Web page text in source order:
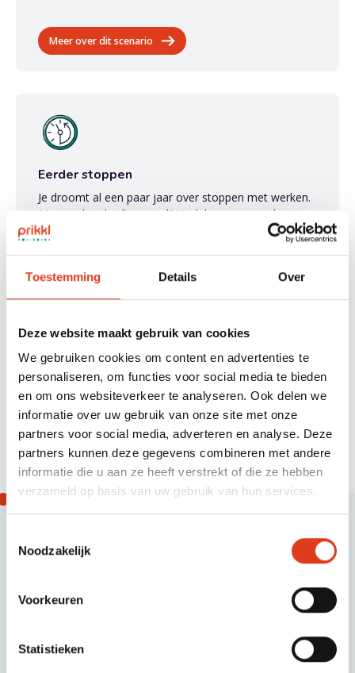
Toestemming Details Over
Deze website maakt gebruik van cookies
We gebruiken cookies om content en advertenties te
personaliseren, om functies voor social media te bieden
en om ons websiteverkeer te analyseren. Ook delen we
informatie over uw gebruik van onze site met onze
partners voor social media, adverteren en analyse. Deze
partners kunnen deze gegevens combineren met andere
informatie die u aan ze heeft verstrekt of die ze hebben
verzameld op basis van uw gebruik van hun services.
Noodzakelijk
Voorkeuren
Statistieken
Meer over dit scenario
Eerder stoppen
Je droomt al een paar jaar over stoppen met werken.
Maar red je dat financieel? Vaak kan er meer dan je
denkt!
Meer over dit scenario
Waarmee kunnen wij je helpen?